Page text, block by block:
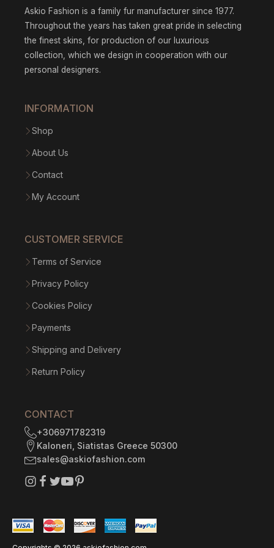
Askio Fashion is a family fur manufacturer since 1977.
Throughout the years has taken great pride in selecting
the finest skins, for production of our luxurious
collection, which we design in cooperation with our
personal designers.
INFORMATION
Shop
About Us
Contact
My Account
CUSTOMER SERVICE
Terms of Service
Privacy Policy
Cookies Policy
Payments
Shipping and Delivery
Return Policy
CONTACT
+306971782319
Kaloneri, Siatistas Greece 50300
sales@askiofashion.com